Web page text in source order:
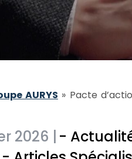
AURYS » Pacte
2026 | -